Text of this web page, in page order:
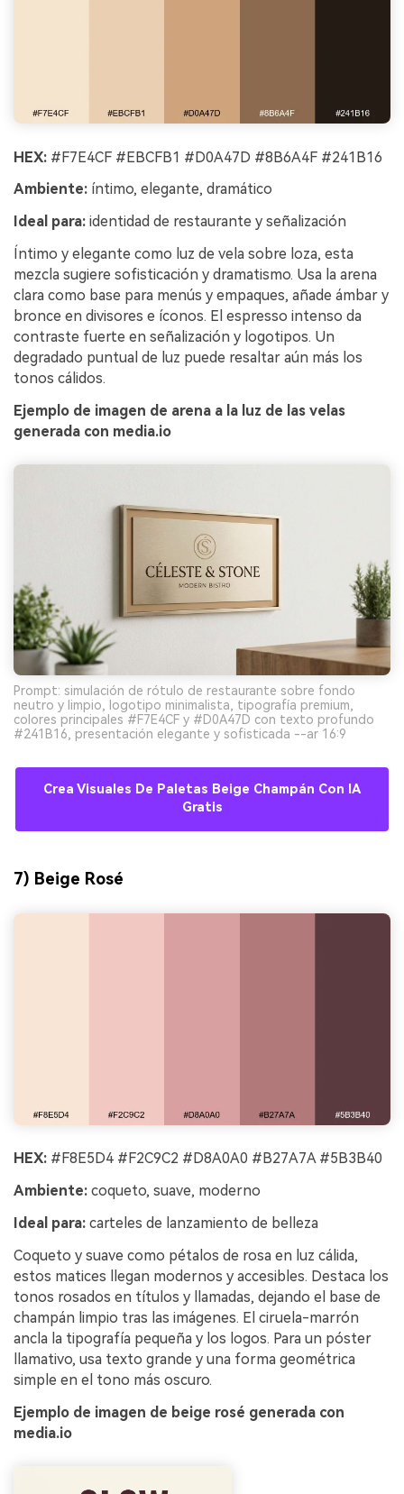
HEX: #F7E4CF #EBCFB1 #D0A47D #8B6A4F #241B16
Ambiente: íntimo, elegante, dramático
Ideal para: identidad de restaurante y señalización
Íntimo y elegante como luz de vela sobre loza, esta
mezcla sugiere sofisticación y dramatismo. Usa la arena
clara como base para menús y empaques, añade ámbar y
bronce en divisores e íconos. El espresso intenso da
contraste fuerte en señalización y logotipos. Un
degradado puntual de luz puede resaltar aún más los
tonos cálidos.
Ejemplo de imagen de arena a la luz de las velas
generada con media.io
Prompt: simulación de rótulo de restaurante sobre fondo
neutro y limpio, logotipo minimalista, tipografía premium,
colores principales #F7E4CF y #D0A47D con texto profundo
#241B16, presentación elegante y sofisticada --ar 16:9
Crea Visuales De Paletas Beige Champán Con IA
Gratis
7) Beige Rosé
HEX: #F8E5D4 #F2C9C2 #D8A0A0 #B27A7A #5B3B40
Ambiente: coqueto, suave, moderno
Ideal para: carteles de lanzamiento de belleza
Coqueto y suave como pétalos de rosa en luz cálida,
estos matices llegan modernos y accesibles. Destaca los
tonos rosados en títulos y llamadas, dejando el base de
champán limpio tras las imágenes. El ciruela-marrón
ancla la tipografía pequeña y los logos. Para un póster
llamativo, usa texto grande y una forma geométrica
simple en el tono más oscuro.
Ejemplo de imagen de beige rosé generada con
media.io